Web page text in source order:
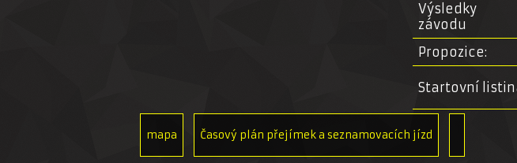
Výsledky
závodu
Propozice:
Startovní
mapa Časový plán přejímek a seznamovacích jízd